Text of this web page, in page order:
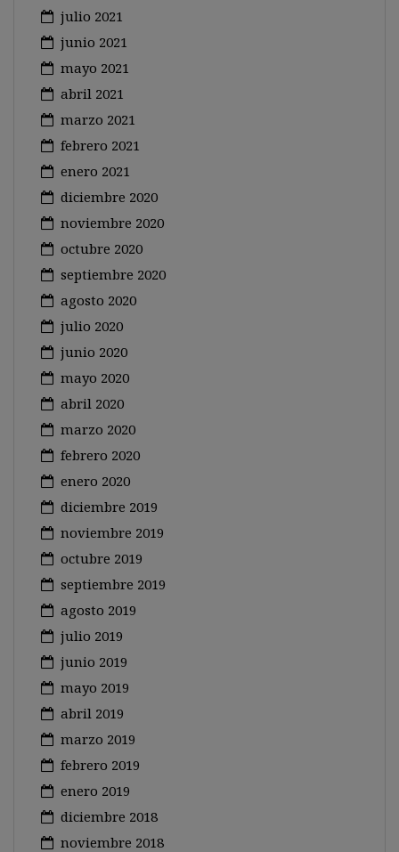
julio 2021
junio 2021
mayo 2021
abril 2021
marzo 2021
febrero 2021
enero 2021
diciembre 2020
noviembre 2020
octubre 2020
septiembre 2020
agosto 2020
julio 2020
junio 2020
mayo 2020
abril 2020
marzo 2020
febrero 2020
enero 2020
diciembre 2019
noviembre 2019
octubre 2019
septiembre 2019
agosto 2019
julio 2019
junio 2019
mayo 2019
abril 2019
marzo 2019
febrero 2019
enero 2019
diciembre 2018
noviembre 2018